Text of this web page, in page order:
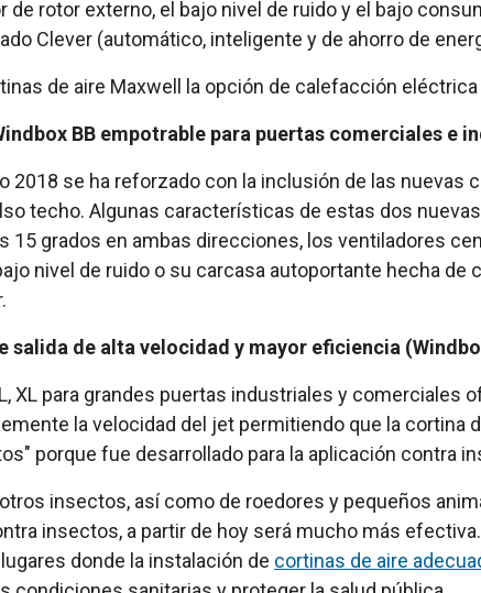
rotor externo, el bajo nivel de ruido y el bajo
Clever (automático, inteligente y de ahorro de
de aire Maxwell la opción de calefacción
BB empotrable para puertas comerciales e
2018 se ha reforzado con la inclusión de las nuevas
techo. Algunas características de estas dos
15 grados en ambas direcciones, los ventiladores
nivel de ruido o su carcasa autoportante hecha de
salida de alta velocidad y mayor eficiencia
XL para grandes puertas industriales y comerciales
la velocidad del jet permitiendo que la cortina
porque fue desarrollado para la aplicación contra
insectos, así como de roedores y pequeños
insectos, a partir de hoy será mucho más
donde la instalación de cortinas de aire